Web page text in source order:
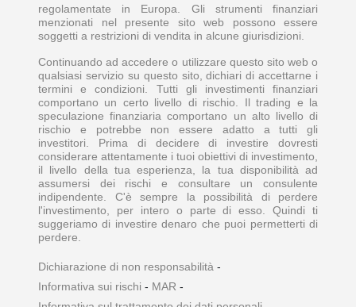
regolamentate in Europa. Gli strumenti finanziari
menzionati nel presente sito web possono essere
soggetti a restrizioni di vendita in alcune giurisdizioni.
Continuando ad accedere o utilizzare questo sito web o
qualsiasi servizio su questo sito, dichiari di accettarne i
termini e condizioni. Tutti gli investimenti finanziari
comportano un certo livello di rischio. Il trading e la
speculazione finanziaria comportano un alto livello di
rischio e potrebbe non essere adatto a tutti gli
investitori. Prima di decidere di investire dovresti
considerare attentamente i tuoi obiettivi di investimento,
il livello della tua esperienza, la tua disponibilità ad
assumersi dei rischi e consultare un consulente
indipendente. C'è sempre la possibilità di perdere
l'investimento, per intero o parte di esso. Quindi ti
suggeriamo di investire denaro che puoi permetterti di
perdere.
Dichiarazione di non responsabilità -
Informativa sui rischi - MAR -